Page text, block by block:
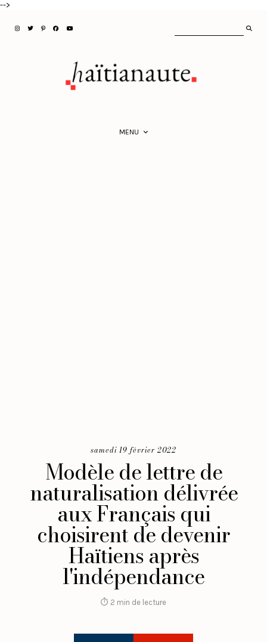
-->
MENU
samedi 19 février 2022
Modèle de lettre de
naturalisation délivrée
aux Français qui
choisirent de devenir
Haïtiens après
l'indépendance
⏱ 2 min de lecture